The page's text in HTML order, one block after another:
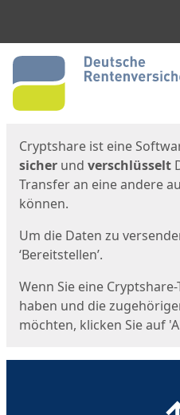
Start
Cryptshare ist eine
sicher und verschlüsselt
Transfer an eine andere
können.
Um die Daten zu
‘Bereitstellen’.
Wenn Sie eine
haben und die
möchten, klicken Sie auf